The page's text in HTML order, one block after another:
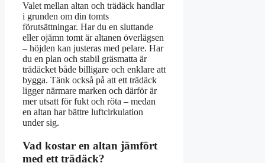
Valet mellan altan och trädäck handlar
i grunden om din tomts
förutsättningar. Har du en sluttande
eller ojämn tomt är altanen överlägsen
– höjden kan justeras med pelare. Har
du en plan och stabil gräsmatta är
trädäcket både billigare och enklare att
bygga. Tänk också på att ett trädäck
ligger närmare marken och därför är
mer utsatt för fukt och röta – medan
en altan har bättre luftcirkulation
under sig.
Vad kostar en altan jämfört
med ett trädäck?